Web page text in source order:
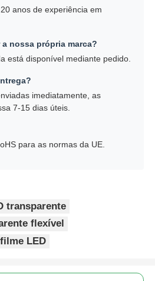
anos de experiência em
nossa própria marca?
está disponível mediante pedido.
imediatamente, as
7-15 dias úteis.
para as normas da UE.
transparente
flexível
LED